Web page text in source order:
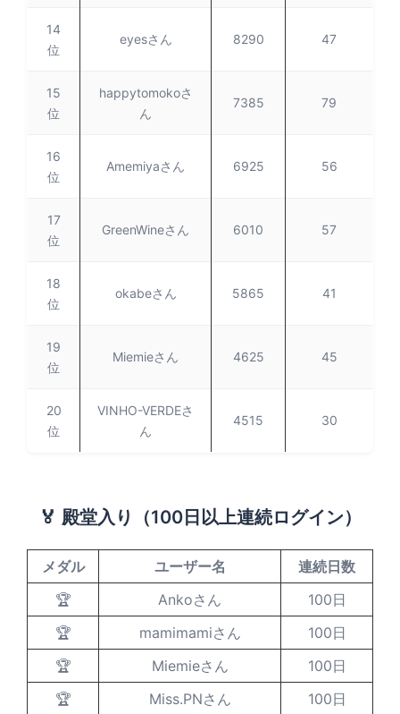
14
位
eyesさん 8290 47
15
位
happytomokoさ
ん
7385 79
16
位
Amemiyaさん 6925 56
17
位
GreenWineさん 6010 57
18
位
okabeさん 5865 41
19
位
Miemieさん 4625 45
20
位
VINHO-VERDEさ
ん
4515 30
🏅 殿堂入り（100日以上連続ログイン）
メダル ユーザー名
連続日数
🏆
Ankoさん
100日
🏆
mamimamiさん
100日
🏆
Miemieさん
100日
🏆
Miss.PNさん
100日